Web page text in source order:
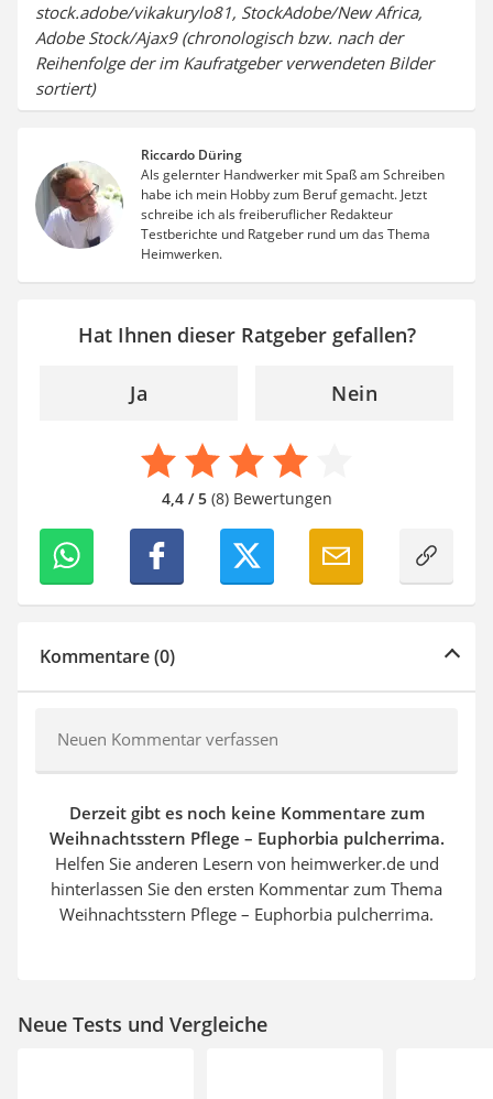
stock.adobe/vikakurylo81, StockAdobe/New Africa,
Adobe Stock/Ajax9 (chronologisch bzw. nach der
Reihenfolge der im Kaufratgeber verwendeten Bilder
sortiert)
Riccardo Düring
Als gelernter Handwerker mit Spaß am Schreiben
habe ich mein Hobby zum Beruf gemacht. Jetzt
schreibe ich als freiberuflicher Redakteur
Testberichte und Ratgeber rund um das Thema
Heimwerken.
Hat Ihnen dieser Ratgeber gefallen?
Ja Nein
4,4 / 5(8) Bewertungen
Kommentare (0)
Neuen Kommentar verfassen
Derzeit gibt es noch keine Kommentare zum
Weihnachtsstern Pflege – Euphorbia pulcherrima.
Helfen Sie anderen Lesern von heimwerker.de und
hinterlassen Sie den ersten Kommentar zum Thema
Weihnachtsstern Pflege – Euphorbia pulcherrima.
Neue Tests und Vergleiche